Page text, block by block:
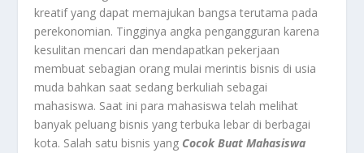
kreatif yang dapat memajukan bangsa terutama pada
perekonomian. Tingginya angka pengangguran karena
kesulitan mencari dan mendapatkan pekerjaan
membuat sebagian orang mulai merintis bisnis di usia
muda bahkan saat sedang berkuliah sebagai
mahasiswa. Saat ini para mahasiswa telah melihat
banyak peluang bisnis yang terbuka lebar di berbagai
kota. Salah satu bisnis yang Cocok Buat Mahasiswa